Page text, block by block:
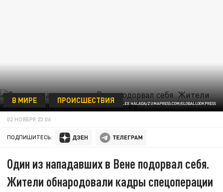
ФОТО: ALEX HALADA/ZUMAPRESS.COM/GLOBALLOOKPRESS
В МИРЕ ПРОИСШЕСТВИЯ
02 НОЯБРЯ 23:06
ПОДПИШИТЕСЬ:
Один из нападавших в Вене подорвал себя.
Жители обнародовали кадры спецоперации